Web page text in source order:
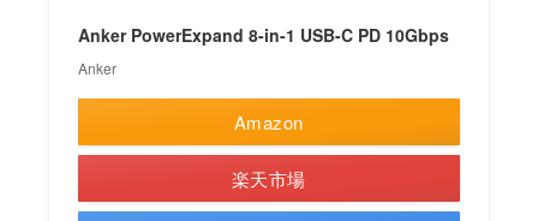
Anker PowerExpand 8-in-1 USB-C PD 10Gbps
Anker
Amazon
楽天市場